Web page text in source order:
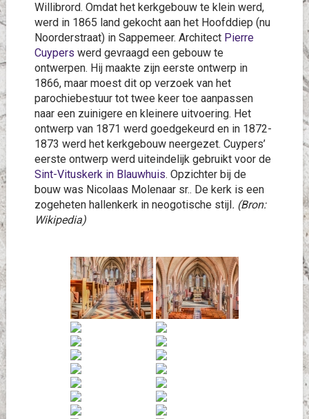
Willibrord. Omdat het kerkgebouw te klein werd,
werd in 1865 land gekocht aan het Hoofddiep (nu
Noorderstraat) in Sappemeer. Architect Pierre
Cuypers werd gevraagd een gebouw te
ontwerpen. Hij maakte zijn eerste ontwerp in
1866, maar moest dit op verzoek van het
parochiebestuur tot twee keer toe aanpassen
naar een zuinigere en kleinere uitvoering. Het
ontwerp van 1871 werd goedgekeurd en in 1872-
1873 werd het kerkgebouw neergezet. Cuypers’
eerste ontwerp werd uiteindelijk gebruikt voor de
Sint-Vituskerk in Blauwhuis. Opzichter bij de
bouw was Nicolaas Molenaar sr.. De kerk is een
zogeheten hallenkerk in neogotische stijl. (Bron:
Wikipedia)